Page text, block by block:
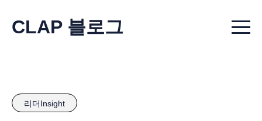
CLAP 블로그 Menu
리더Insight